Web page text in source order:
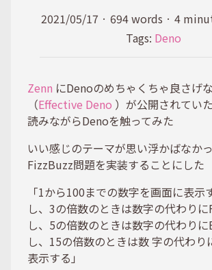
2021/05/17 · 694 words · 4
Tags: Deno
Zenn にDenoのめちゃくちゃ良さげ
（Effective Deno ）が公開されてい
読みながらDenoを触ってみた
いい感じのテーマが思い浮かばなか
FizzBuzz問題を実装することにした
「1から100までの数字を画面に表示
し、3の倍数のときは数字の代わり
し、5の倍数のときは数字の代わり
し、15の倍数のときは数 字の代わり
表示する」